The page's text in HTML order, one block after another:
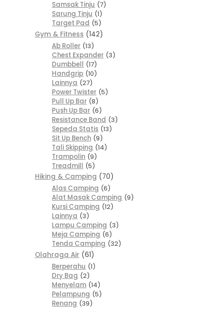
Samsak Tinju 7
Sarung Tinju 1
Target Pad 5
Gym & Fitness
142
Ab Roller 13
Chest Expander 3
Dumbbell 17
Handgrip 10
Lainnya 27
Power Twister 5
Pull Up Bar 8
Push Up Bar 6
Resistance Band 3
Sepeda Statis 13
Sit Up Bench 9
Tali Skipping 14
Trampolin 9
Treadmill 5
Hiking & Camping
70
Alas Camping 6
Alat Masak Camping 9
Kursi Camping 12
Lainnya 3
Lampu Camping 3
Meja Camping 6
Tenda Camping 32
Olahraga Air
61
Berperahu 1
Dry Bag 2
Menyelam 14
Pelampung 5
Renang 39